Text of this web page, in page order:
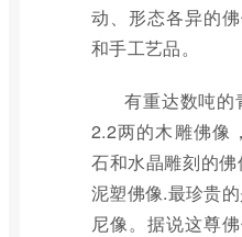
动、形态各异的
和手工艺品。
有重达数吨的
2.2两的木雕佛像
石和水晶雕刻的
泥塑佛像.最珍贵
尼像。据说这尊